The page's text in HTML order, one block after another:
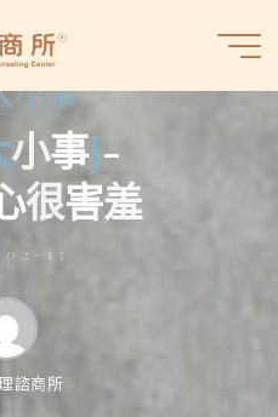
癒
理
諮
商
小事
小事]-
很害羞
13
諮商所